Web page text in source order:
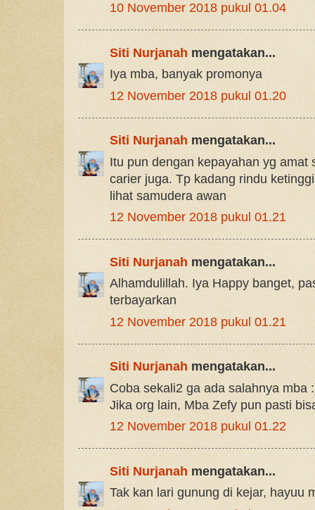
10 November 2018 pukul 01.04
Siti Nurjanah mengatakan...
Iya mba, banyak promonya
12 November 2018 pukul 01.20
Siti Nurjanah mengatakan...
Itu pun dengan kepayahan yg amat
carier juga. Tp kadang rindu
lihat samudera awan
12 November 2018 pukul 01.21
Siti Nurjanah mengatakan...
Alhamdulillah. Iya Happy banget,
terbayarkan
12 November 2018 pukul 01.21
Siti Nurjanah mengatakan...
Coba sekali2 ga ada salahnya mba
Jika org lain, Mba Zefy pun pasti
12 November 2018 pukul 01.22
Siti Nurjanah mengatakan...
Tak kan lari gunung di kejar, hayuu